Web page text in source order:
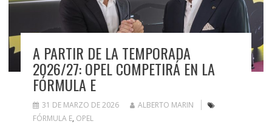
A PARTIR DE LA TEMPORADA
2026/27: OPEL COMPETIRÁ EN LA
FÓRMULA E
31 DE MARZO DE 2026
ALBERTO MARIN
FÓRMULA E, OPEL